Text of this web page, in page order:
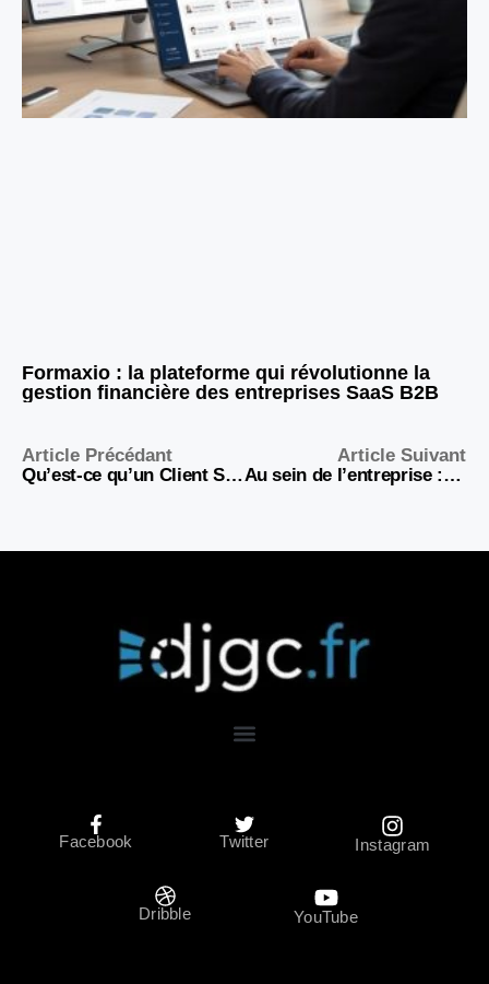
Formaxio : la plateforme qui révolutionne la
gestion financière des entreprises SaaS B2B
Article Précédant
Qu’est-ce qu’un Client Success Manager et pourquoi ce rôle est-il devenu incontournable ?
Article Suivant
Au sein de l’entreprise : guide complet pour dirigeants 2026
Facebook Twitter Instagram
Dribble YouTube